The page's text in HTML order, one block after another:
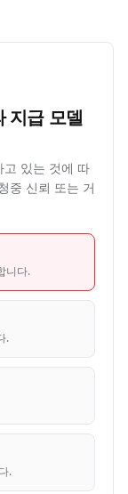
지급 모델
고 있는 것에 따
중 신뢰 또는 거
니다.
.
.